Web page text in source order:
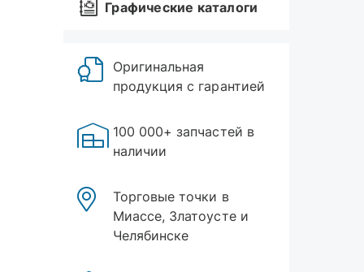
Графические каталоги
Оригинальная
продукция с гарантией
100 000+ запчастей в
наличии
Торговые точки в
Миассе, Златоусте и
Челябинске